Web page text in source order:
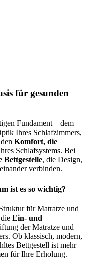
für gesunden
Fundament – dem
Ihres Schlafzimmers,
Komfort, die
Schlafsystems. Bei
Bettgestelle, die Design,
verbinden.
ist es so wichtig?
für Matratze und
Ein- und
der Matratze und
Ob klassisch, modern,
Bettgestell ist mehr
für Ihre Erholung.